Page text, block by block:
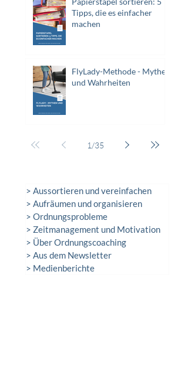
Tipps, die es einfacher
machen
FlyLady-Methode - Mythen
und Wahrheiten
1 /35
> Aussortieren und vereinfachen
> Aufräumen und organisieren
> Ordnungsprobleme
> Zeitmanagement und Motivation
> Über Ordnungscoaching
> Aus dem Newsletter
> Medienberichte